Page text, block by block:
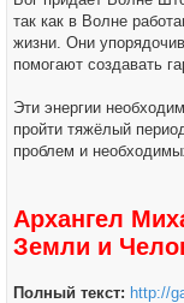
так как в Волне
жизни. Они
помогают создавать
Эти энергии
пройти тяжёлый
проблем и
Архангел
Земли и
Полный текст: http://